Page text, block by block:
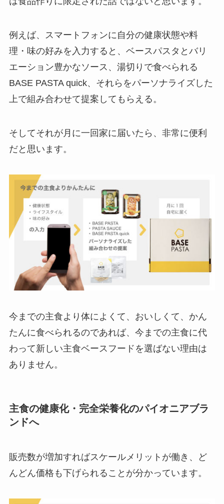
例えば、スマートフォンに自分の健康状態や料
理・味の好みを入力すると、ベースパスタとバリ
エーション豊かなソース、湯切りで食べられる
BASE PASTA quick、それらをパーソナライズした
上で組み合わせて提案してもらえる。
そしてそれが月に一回家に届いたら、非常に便利
だと思います。
今までの主食より体によくて、おいしくて、かん
たんに食べられるのであれば、今までの主食に代
わって新しい主食ベースフードを選ばない理由は
ありません。
主食の健康化・完全栄養化のパイオニアブラ
ンドへ
販売数が増加すればスケールメリットが働き、ど
んどん価格も下げられることが分かっています。